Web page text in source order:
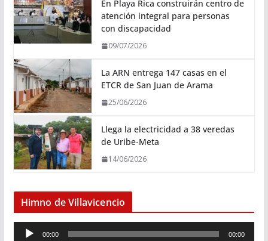
En Playa Rica construirán centro de
atención integral para personas
con discapacidad
09/07/2026
La ARN entrega 147 casas en el
ETCR de San Juan de Arama
25/06/2026
Llega la electricidad a 38 veredas
de Uribe-Meta
14/06/2026
Himno de Villavicencio
00:00 00:00